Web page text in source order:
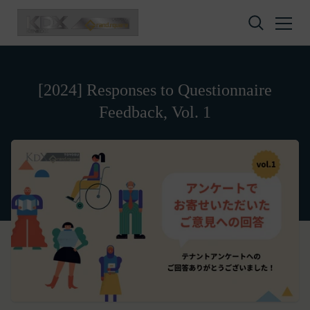
[2024] Responses to Questionnaire
Feedback, Vol. 1
Privacy policy
株式会社GOYOH（以下「当社」といいます。）
は、当社が運営する各サービスにおいて、個人情報
Terms of service
株式会社GOYOHが運営するESGポータルサイトサ
ービス（以下「本サービス」といいます。）のご利
Amazon Gift Card
A digital gift certificate usable on Amazon.co.jp.
The gift card number will be sent to the email